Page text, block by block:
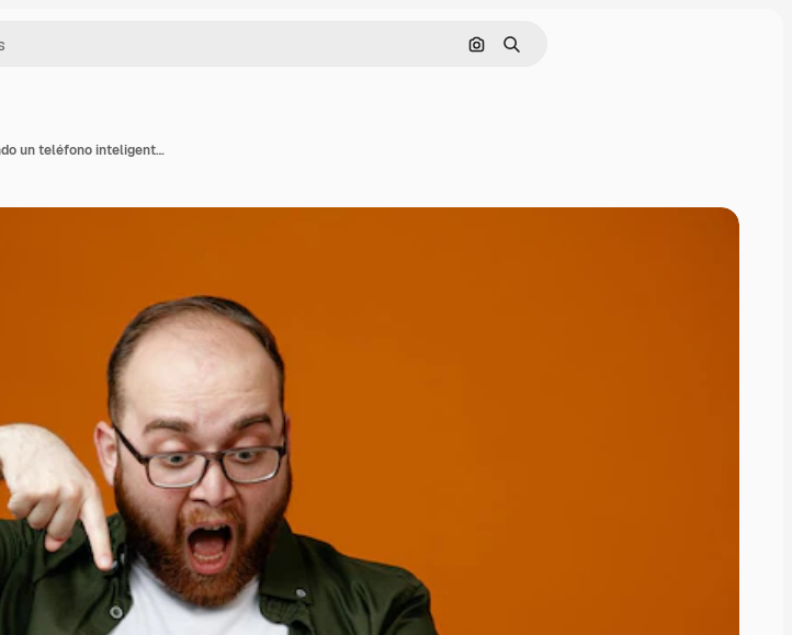
Buscar por imagen
Buscar
Hombre barbudo con ropa informal y gafas sosteniendo un teléfono inteligente apuntándolo con el dedo índice mirando asombrado y sorprendido de pie sobre un fondo naranja